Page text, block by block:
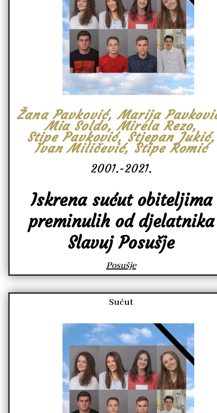
Žana Pavković, Marija
Mia Soldo, Mirela Rezo,
Stipe Pavković, Stjepan Jukić,
Ivan Miličević, Stipe Romić
2001.-2021.
Iskrena sućut obiteljima
preminulih od djelatnika
Slavuj Posušje
Posušje
Sućut